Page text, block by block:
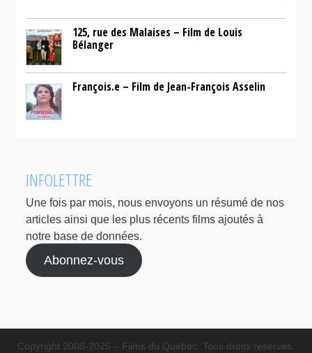
125, rue des Malaises – Film de Louis
Bélanger
François.e – Film de Jean-François Asselin
INFOLETTRE
Une fois par mois, nous envoyons un résumé de nos
articles ainsi que les plus récents films ajoutés à
notre base de données.
Abonnez-vous
Copyright 2008-2025 – Films du Québec. Tous droits réservés.